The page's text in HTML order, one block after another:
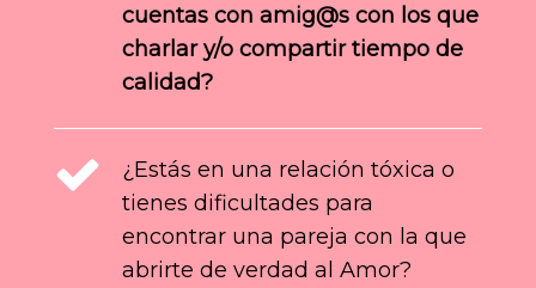
cuentas con amig@s con los que
charlar y/o compartir tiempo de
calidad?
¿Estás en una relación tóxica o
tienes dificultades para
encontrar una pareja con la que
abrirte de verdad al Amor?